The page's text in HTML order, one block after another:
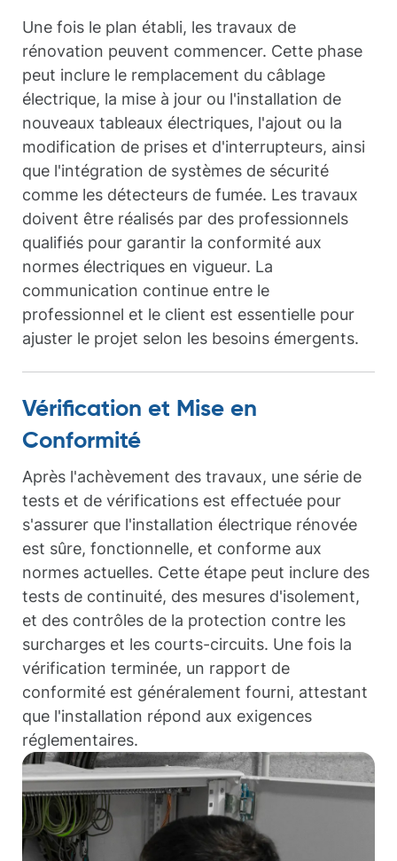
Une fois le plan établi, les travaux de
rénovation peuvent commencer. Cette phase
peut inclure le remplacement du câblage
électrique, la mise à jour ou l'installation de
nouveaux tableaux électriques, l'ajout ou la
modification de prises et d'interrupteurs, ainsi
que l'intégration de systèmes de sécurité
comme les détecteurs de fumée. Les travaux
doivent être réalisés par des professionnels
qualifiés pour garantir la conformité aux
normes électriques en vigueur. La
communication continue entre le
professionnel et le client est essentielle pour
ajuster le projet selon les besoins émergents.
Vérification et Mise en
Conformité
Après l'achèvement des travaux, une série de
tests et de vérifications est effectuée pour
s'assurer que l'installation électrique rénovée
est sûre, fonctionnelle, et conforme aux
normes actuelles. Cette étape peut inclure des
tests de continuité, des mesures d'isolement,
et des contrôles de la protection contre les
surcharges et les courts-circuits. Une fois la
vérification terminée, un rapport de
conformité est généralement fourni, attestant
que l'installation répond aux exigences
réglementaires.